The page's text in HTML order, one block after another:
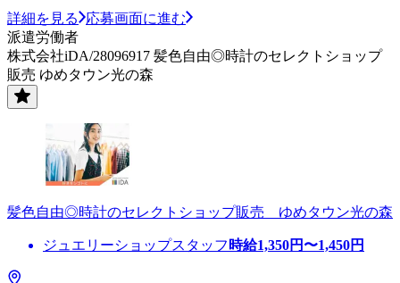
詳細を見る
応募画面に進む
派遣労働者
株式会社iDA/28096917 髪色自由◎時計のセレクトショップ
販売 ゆめタウン光の森
髪色自由◎時計のセレクトショップ販売 ゆめタウン光の森
ジュエリーショップスタッフ 時給1,350円〜1,450円